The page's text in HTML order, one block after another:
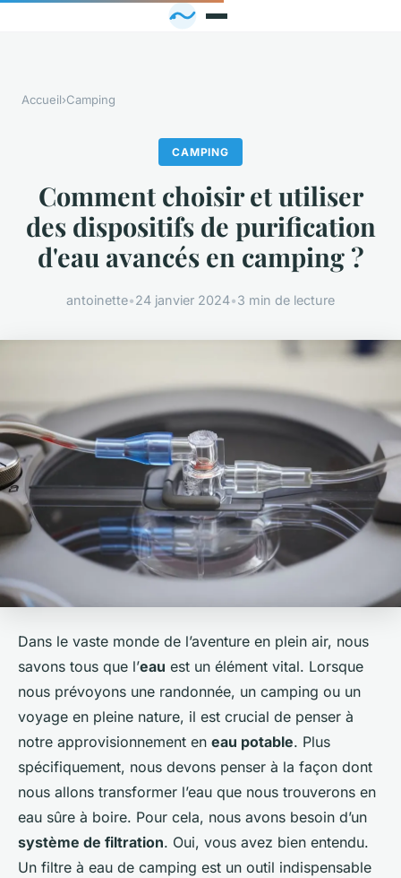
Accueil›Camping
CAMPING
Comment choisir et utiliser
des dispositifs de purification
d'eau avancés en camping ?
antoinette•24 janvier 2024•3 min de lecture
Dans le vaste monde de l’aventure en plein air, nous
savons tous que l’eau est un élément vital. Lorsque
nous prévoyons une randonnée, un camping ou un
voyage en pleine nature, il est crucial de penser à
notre approvisionnement en eau potable. Plus
spécifiquement, nous devons penser à la façon dont
nous allons transformer l’eau que nous trouverons en
eau sûre à boire. Pour cela, nous avons besoin d’un
système de filtration. Oui, vous avez bien entendu.
Un filtre à eau de camping est un outil indispensable